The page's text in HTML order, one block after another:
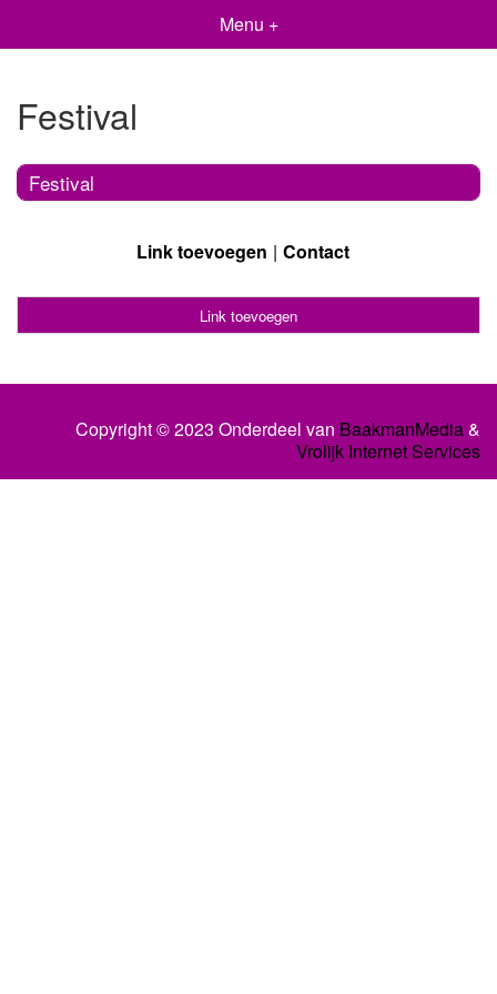
Menu +
Festival
Festival
Link toevoegen Contact
Link toevoegen
Copyright © 2023 Onderdeel van BaakmanMedia&
Vrolijk Internet Services